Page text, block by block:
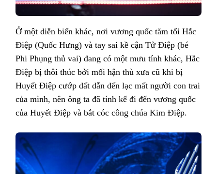
Ở một diễn biến khác, nơi vương quốc tăm tối Hắc
Điệp (Quốc Hưng) và tay sai kề cận Tử Điệp (bé
Phi Phụng thủ vai) đang có một mưu tính khác, Hắc
Điệp bị thôi thúc bởi mối hận thù xưa cũ khi bị
Huyết Điệp cướp đất dẫn đến lạc mất người con trai
của mình, nên ông ta đã tính kế đi đến vương quốc
của Huyết Điệp và bắt cóc công chúa Kim Điệp.